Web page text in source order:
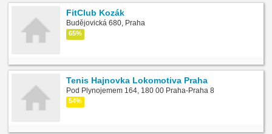
FitClub Kozák
Budějovická 680, Praha
65%
Tenis Hajnovka Lokomotiva Praha
Pod Plynojemem 164, 180 00 Praha-Praha 8
54%